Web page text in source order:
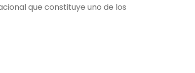
que constituye uno de los